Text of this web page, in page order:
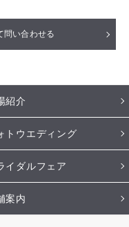
問い合わせる
紹介
トウエディング
イダルフェア
案内